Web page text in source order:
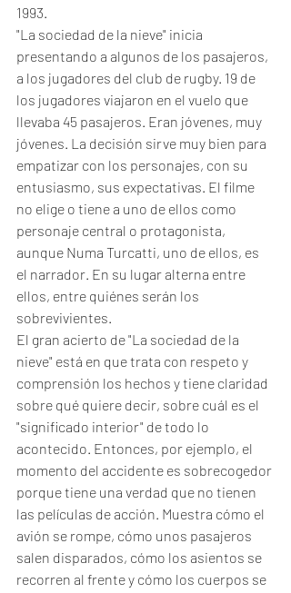
1993.
"La sociedad de la nieve" inicia
presentando a algunos de los pasajeros,
a los jugadores del club de rugby. 19 de
los jugadores viajaron en el vuelo que
llevaba 45 pasajeros. Eran jóvenes, muy
jóvenes. La decisión sirve muy bien para
empatizar con los personajes, con su
entusiasmo, sus expectativas. El filme
no elige o tiene a uno de ellos como
personaje central o protagonista,
aunque Numa Turcatti, uno de ellos, es
el narrador. En su lugar alterna entre
ellos, entre quiénes serán los
sobrevivientes.
El gran acierto de "La sociedad de la
nieve" está en que trata con respeto y
comprensión los hechos y tiene claridad
sobre qué quiere decir, sobre cuál es el
"significado interior" de todo lo
acontecido. Entonces, por ejemplo, el
momento del accidente es sobrecogedor
porque tiene una verdad que no tienen
las películas de acción. Muestra cómo el
avión se rompe, cómo unos pasajeros
salen disparados, cómo los asientos se
recorren al frente y cómo los cuerpos se